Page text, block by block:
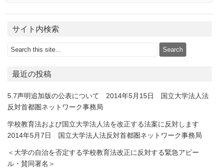
サイト内検索
最近の投稿
5.7声明追加版の公表について 2014年5月15日 国立大学法人法
反対首都圏ネットワーク事務局
学校教育法および国立大学法人法を改正する法案に反対します
2014年5月7日 国立大学法人法反対首都圏ネットワーク事務局
＜大学の自治を否定する学校教育法改正に反対する緊急アピー
ル・賛同署名＞